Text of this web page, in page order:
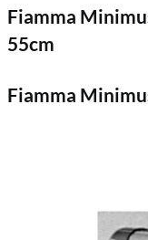
Fiamma
55cm
Fiamma